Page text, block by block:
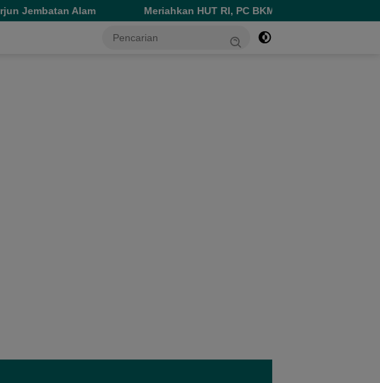
Meriahkan HUT RI, PC BKMT Ternate Utara Gelar Serangkaian